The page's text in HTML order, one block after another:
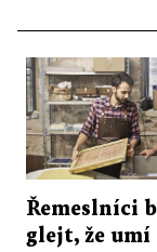
Řemeslníci
glejt, že umí